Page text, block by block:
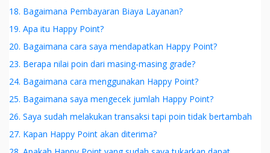
18. Bagaimana Pembayaran Biaya Layanan?
19. Apa itu Happy Point?
20. Bagaimana cara saya mendapatkan Happy Point?
23. Berapa nilai poin dari masing-masing grade?
24. Bagaimana cara menggunakan Happy Point?
25. Bagaimana saya mengecek jumlah Happy Point?
26. Saya sudah melakukan transaksi tapi poin tidak bertambah
27. Kapan Happy Point akan diterima?